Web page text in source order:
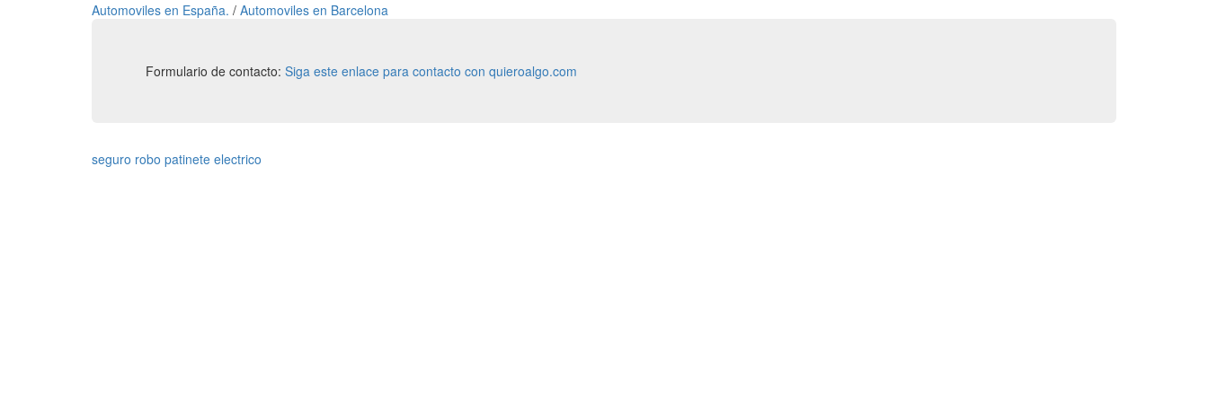
Automoviles en España. / Automoviles en Barcelona
Formulario de contacto: Siga este enlace para contacto con quieroalgo.com
seguro robo patinete electrico